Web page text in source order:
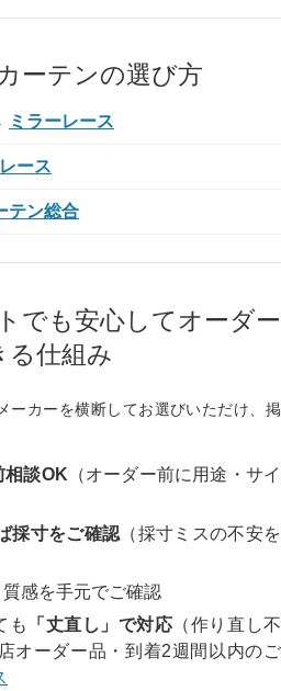
ーテンの選び方
ミラーレース
ース
テン総合
でも安心してオーダー
る仕組み
ーカーを横断してお選びいただけ、掲
相談OK （オーダー前に用途・サイ
採寸をご確認 （採寸ミスの不安を
感を手元でご確認
も
「丈直し」で対応 （作り直し不
オーダー品・到着2週間以内のご